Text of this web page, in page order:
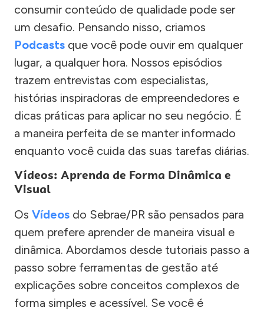
consumir conteúdo de qualidade pode ser
um desafio. Pensando nisso, criamos
Podcasts que você pode ouvir em qualquer
lugar, a qualquer hora. Nossos episódios
trazem entrevistas com especialistas,
histórias inspiradoras de empreendedores e
dicas práticas para aplicar no seu negócio. É
a maneira perfeita de se manter informado
enquanto você cuida das suas tarefas diárias.
Vídeos: Aprenda de Forma Dinâmica e
Visual
Os Vídeos do Sebrae/PR são pensados para
quem prefere aprender de maneira visual e
dinâmica. Abordamos desde tutoriais passo a
passo sobre ferramentas de gestão até
explicações sobre conceitos complexos de
forma simples e acessível. Se você é